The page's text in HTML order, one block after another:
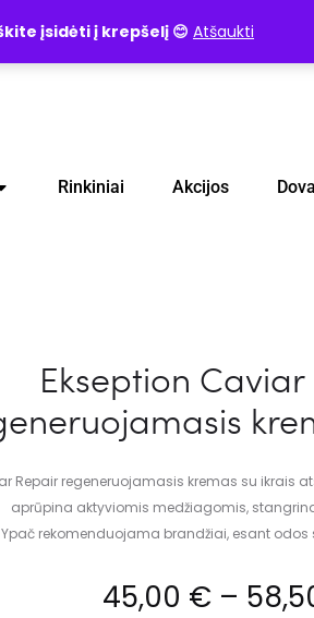
įsidėti į krepšelį 😊 Atšaukti
Rinkiniai Akcijos
Ekseption
Repair regeneruojamasis kremas su ikrais
aprūpina aktyviomis medžiagomis,
Ypač rekomenduojama brandžiai, esant odos
45,00 € –